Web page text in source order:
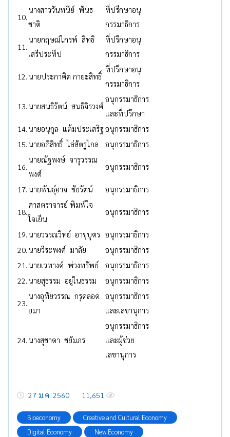
10.
นางสาววันทนีย์ พันธ
ชาติ
ที่ปรึกษาอนุ
กรรมาธิการ
11.
นายกฤษณ์ไกรพ์ สิทธิ
เสรีประทีป
ที่ปรึกษาอนุ
กรรมาธิการ
12. นายประกาศิต กายะสิทธิ์
ที่ปรึกษาอนุ
กรรมาธิการ
13. นายสนธิรัตน์ สนธิจิรวงศ์
อนุกรรมาธิการ
และที่ปรึกษา
14. นายอนุกูล แต้มประเสริฐอนุกรรมาธิการ
15. นายอภิสิทธิ์ ไล่สัตรูไกล อนุกรรมาธิการ
16.
นายณัฐพงษ์ จารุวรรณ
พงศ์
อนุกรรมาธิการ
17. นายพันธุ์อาจ ชัยรัตน์ อนุกรรมาธิการ
18.
ศาสตราจารย์ พิมพ์ใจ
ใจเย็น
อนุกรรมาธิการ
19. นายวรรณวิทย์ อาขุบุตร อนุกรรมาธิการ
20. นายวีระพงศ์ มาลัย
อนุกรรมาธิการ
21. นายเวทางค์ พ่วงทรัพย์
อนุกรรมาธิการ
22. นายสุธรรม อยู่ในธรรม อนุกรรมาธิการ
23.
นางอุทัยวรรณ กรุดลอด
ยมา
อนุกรรมาธิการ
และเลขานุการ
24. นางสุชาดา ชยัมภร
อนุกรรมาธิการ
และผู้ช่วย
เลขานุการ
27 ม.ค. 2560 11,651
Bioeconomy
Creative and Cultural Economy
Digital Economy
New Economy